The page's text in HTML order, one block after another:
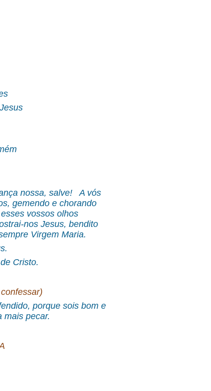
nossa, salve! A vós
gemendo e chorando
vossos olhos
nos Jesus, bendito
Virgem Maria.
Cristo.
porque sois bom e
mais pecar.